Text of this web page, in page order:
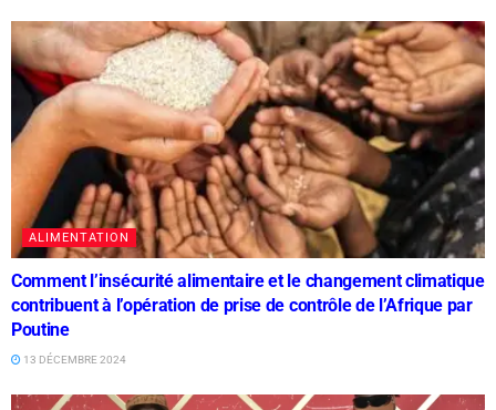
ALIMENTATION
Comment l’insécurité alimentaire et le changement climatique
contribuent à l’opération de prise de contrôle de l’Afrique par
Poutine
13 DÉCEMBRE 2024